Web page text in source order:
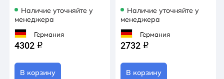
Наличие уточняйте у
менеджера
Германия
4302 q
В корзину
Наличие уточняйте у
менеджера
Германия
2732 q
В корзину